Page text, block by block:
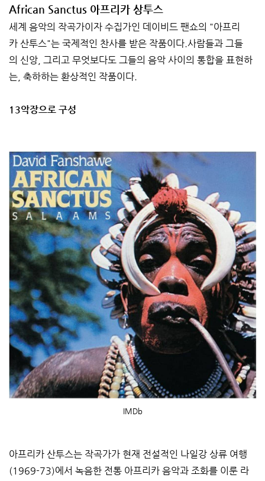
African Sanctus 아프리카 상투스
세계 음악의 작곡가이자 수집가인 데이비드 팬쇼의 "아프리
카 산투스"는 국제적인 찬사를 받은 작품이다.사람들과 그들
의 신앙, 그리고 무엇보다도 그들의 음악 사이의 통합을 표현하
는, 축하하는 환상적인 작품이다.
13악장으로 구성
IMDb
아프리카 산투스는 작곡가가 현재 전설적인 나일강 상류 여행
(1969-73)에서 녹음한 전통 아프리카 음악과 조화를 이룬 라